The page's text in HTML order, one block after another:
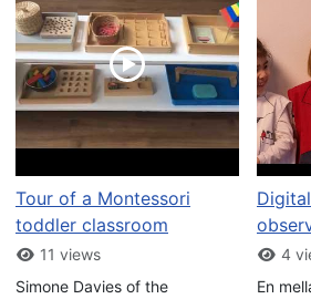
Tour of a Montessori
toddler classroom
11 views
Simone Davies of the
4
En